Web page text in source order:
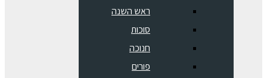
ראש השנה
סוכות
חנוכה
פורים